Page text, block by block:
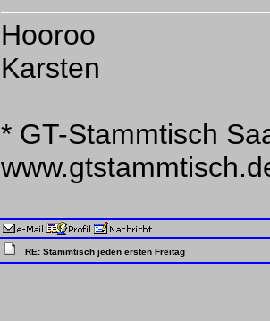
Hooroo
Karsten
* GT-Stammtisch
RE: Stammtisch jeden ersten Freitag